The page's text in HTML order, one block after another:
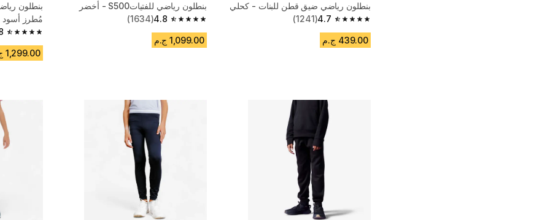
بنطلون رياضي ضيق قطن للبنات - كحلي
4.7
4.7 out of 5 stars from 1241 reviews
(1241)
439.00 ج.م
بنطلون رياضي للفتياتS500 - أخضر
4.8
4.8 out of 5 stars from 1634 reviews
(1634)
1,099.00 ج.م
بنطلون
مُطرز أسود
4.8 out of 5 stars from 326 reviews
1,299.00 ج.م